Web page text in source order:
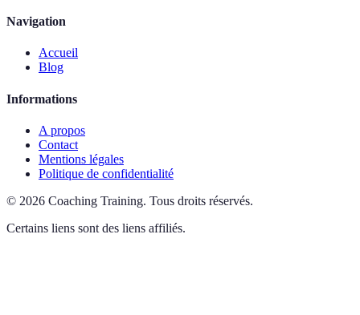
Navigation
Accueil
Blog
Informations
A propos
Contact
Mentions légales
Politique de confidentialité
© 2026 Coaching Training. Tous droits réservés.
Certains liens sont des liens affiliés.